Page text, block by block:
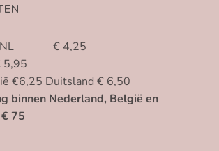
NL € 4,25
5,95
€6,25 Duitsland € 6,50
binnen Nederland, België en
75